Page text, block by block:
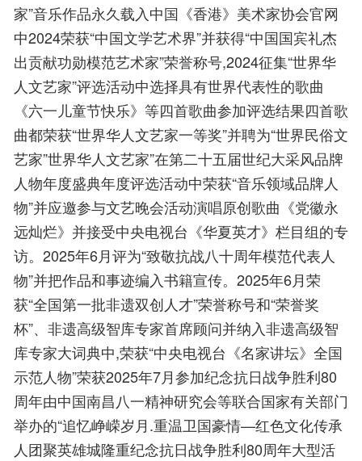
家”音乐作品永久载入中国《香港》美术家协会官网
中2024荣获“中国文学艺术界”并获得“中国国宾礼杰
出贡献功勋模范艺术家”荣誉称号,2024征集“世界华
人文艺家”评选活动中选择具有世界代表性的歌曲
《六一儿童节快乐》等四首歌曲参加评选结果四首歌
曲都荣获“世界华人文艺家一等奖”并聘为“世界民俗文
艺家”世界华人文艺家”在第二十五届世纪大采风品牌
人物年度盛典年度评选活动中荣获“音乐领域品牌人
物”并应邀参与文艺晚会活动演唱原创歌曲《党徽永
远灿烂》并接受中央电视台《华夏英才》栏目组的专
访。2025年6月评为“致敬抗战八十周年模范代表人
物”并把作品和事迹编入书籍宣传。2025年6月荣
获“全国第一批非遗双创人才”荣誉称号和“荣誉奖
杯”、非遗高级智库专家首席顾问并纳入非遗高级智
库专家大词典中,荣获“中央电视台《名家讲坛》全国
示范人物”荣获2025年7月参加纪念抗日战争胜利80
周年由中国南昌八一精神研究会等联合国家有关部门
举办的“追忆峥嵘岁月.重温卫国豪情—红色文化传承
人团聚英雄城隆重纪念抗日战争胜利80周年大型活